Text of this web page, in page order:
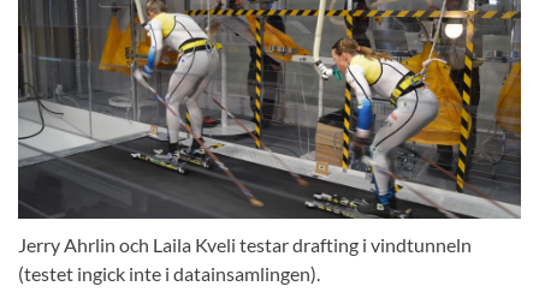
Jerry Ahrlin och Laila Kveli testar drafting i vindtunneln
(testet ingick inte i datainsamlingen).